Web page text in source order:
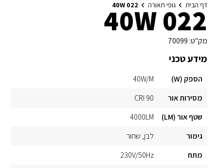
דף הבית גופי תאורה 022 40W 022 40W
מק"ט: 70099
מידע טכני
הספק (W)
40W/M
מסירות אור
CRI 90
שטף אור (LM)
4000LM
גימור
לבן שחור
מתח
230V/50Hz